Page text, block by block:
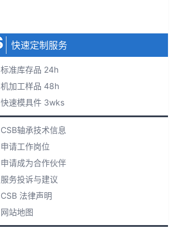
快速定制服务
标准库存品 24h
机加工样品 48h
快速模具件 3wks
CSB轴承技术信息
申请工作岗位
申请成为合作伙伴
服务投诉与建议
CSB 法律声明
网站地图